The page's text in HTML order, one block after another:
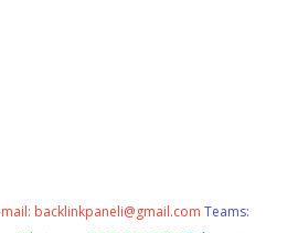
mail: backlinkpaneli@gmail.com Teams: